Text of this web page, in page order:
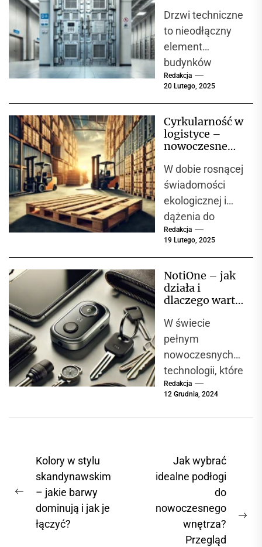
przemysłowych.
W miejscach,
gdzie...
Drzwi techniczne
to nieodłączny
element
budynków
przemysłowych,
także
pomieszczeń
publicznej. Ich
głównym
zadaniem jest
zapewnienie...
Redakcja
20 Lutego, 2025
Cyrkularność w
logistyce –
nowoczesne
gospodarki
paletowej
W dobie rosnącej
świadomości
ekologicznej i
dążenia do
zrównoważoneg
logistyczna
aktywnie
rozwiązań
minimalizujących
swój wpływ na
środowisko....
Redakcja
19 Lutego, 2025
NotiOne – jak
działa i
dlaczego warto
lokalizator do
codziennego
użytku?
W świecie
pełnym
nowoczesnych
technologii, które
ułatwiają życie,
się coraz bardziej
wyróżnia się
notiOne –...
Redakcja
12 Grudnia, 2024
w
Kolory w stylu
skandynawskim
– jakie barwy
dominują i jak je
łączyć?
Jak wybrać
idealne podłogi
do
nowoczesnego
wnętrza?
Przegląd